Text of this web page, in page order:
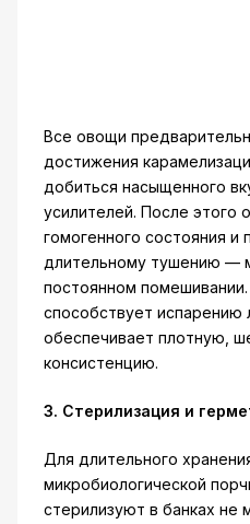
Все овощи
достижения
добиться насыщенного
усилителей. После этого
гомогенного состояния и
длительному тушению —
постоянном
способствует испарению
обеспечивает плотную,
консистенцию.
3. Стерилизация и
Для длительного
микробиологической
стерилизуют в банках не